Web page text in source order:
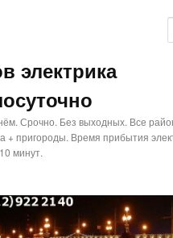
электрика
Срочно. Без выходных. Все
+ пригороды. Время прибытия
минут.